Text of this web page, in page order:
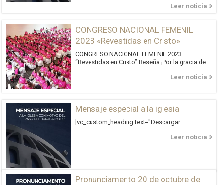
Leer noticia
CONGRESO NACIONAL FEMENIL
2023 «Revestidas en Cristo»
CONGRESO NACIONAL FEMENIL 2023
“Revestidas en Cristo” Reseña ¡Por la gracia de...
Leer noticia
Mensaje especial a la iglesia
[vc_custom_heading text="Descargar...
Leer noticia
Pronunciamento 20 de octubre de